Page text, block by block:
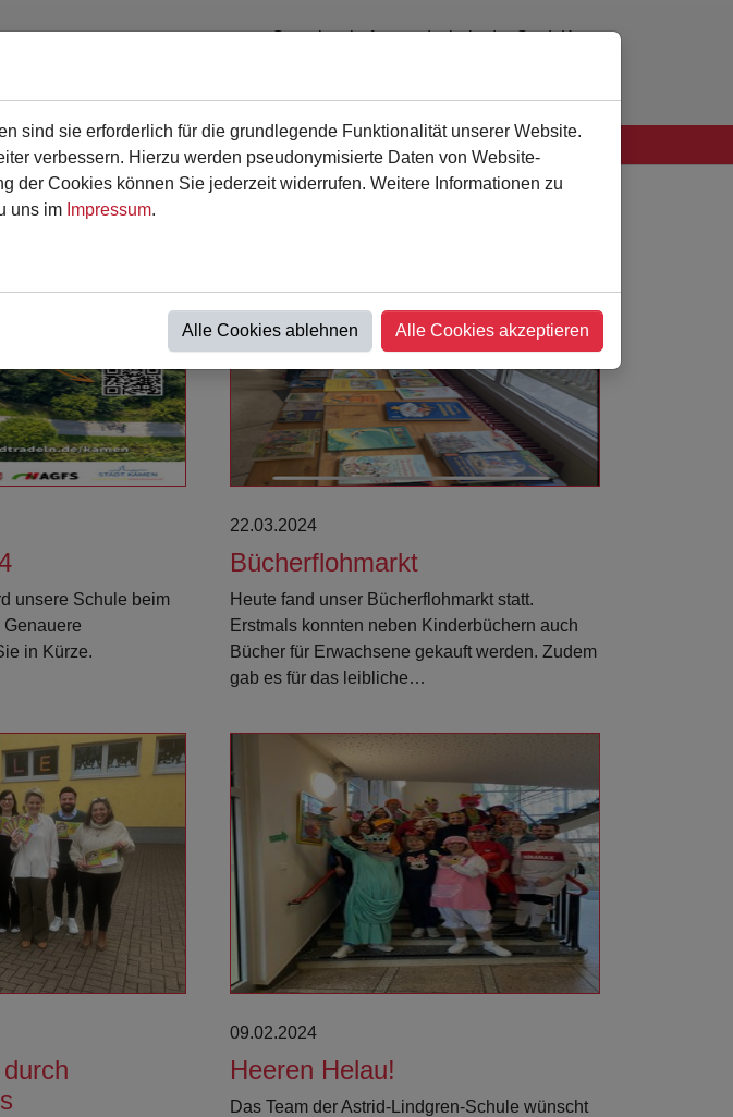
Gemeinschaftsgrundschule der Stadt Kamen
unsere Schule beim
in Kürze.
22.03.2024
Bücherflohmarkt
Heute fand unser Bücherflohmarkt statt.
Erstmals konnten neben Kinderbüchern auch
Bücher für Erwachsene gekauft werden. Zudem
gab es für das leibliche…
Weiterlesen
09.02.2024
Heeren Helau!
Das Team der Astrid-Lindgren-Schule wünscht
sind sie erforderlich für die grundlegende Funktionalität unserer Website.
verbessern. Hierzu werden pseudonymisierte Daten von Website-
der Cookies können Sie jederzeit widerrufen. Weitere Informationen zu
uns im Impressum.
Alle Cookies ablehnen Alle Cookies akzeptieren